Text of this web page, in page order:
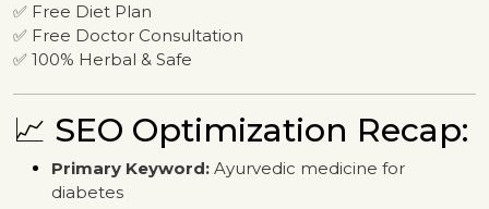
✅ Free Diet Plan
✅ Free Doctor Consultation
✅ 100% Herbal & Safe
📈 SEO Optimization Recap:
Primary Keyword: Ayurvedic medicine for
diabetes